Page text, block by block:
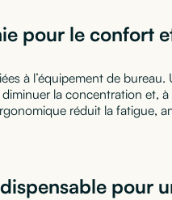
pour le confort
à l’équipement de bureau.
la concentration et,
réduit la fatigue,
pour